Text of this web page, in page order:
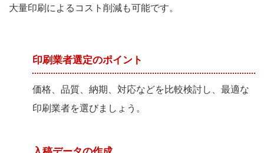
大量印刷によるコスト削減も可能です。
印刷業者選定のポイント
価格、品質、納期、対応などを比較検討し、最適な
印刷業者を選びましょう。